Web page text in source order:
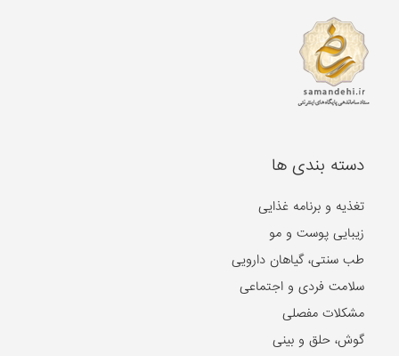
دسته بندی ها
تغذیه و برنامه غذایی
زیبایی پوست و مو
طب سنتی، گیاهان دارویی
سلامت فردی و اجتماعی
مشکلات مفصلی
گوش، حلق و بینی